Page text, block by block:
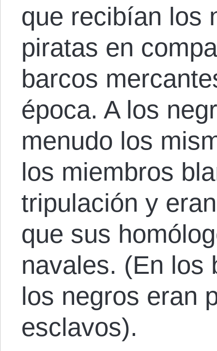
que recibían los
piratas en
barcos
época. A los
menudo los
los miembros
tripulación y
que sus
navales. (En los
los negros eran
esclavos).